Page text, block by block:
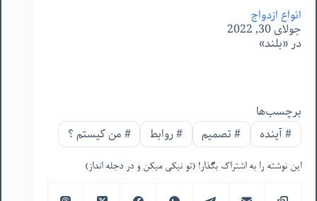
انواع ازدواج
جولای 30, 2022
در «بلند»
برچسب‌ها
#آینده #تصمیم #روابط #من‌ کیستم ؟
این نوشته را به اشتراک بگذار! (تو نیکی میکن و در دجله انداز)